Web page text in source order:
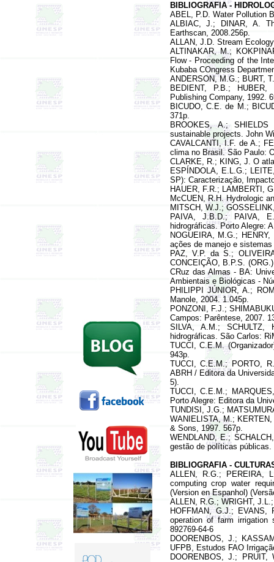
BIBLIOGRAFIA -
ABEL, P.D. Water Pollution
ALBIAC, J.; DINAR, A.
Earthscan, 2008.256p.
ALLAN, J.D. Stream
ALTINAKAR, M.; KO
Flow - Proceeding of the
Kubaba COngress
ANDERSON, M.G.; BURT,
BEDIENT, P.B.; HUBER,
Publishing Company, 1992.
BICUDO, C.E. de M.;
371p.
BROOKES, A.;
sustainable projects. John
CAVALCANTI, I.F. de A.;
clima no Brasil. São Paulo:
CLARKE, R.; KING, J. O
ESPÍNDOLA, E.L.G.;
SP): Caracterização,
HAUER, F.R.; LAMBERTI,
McCUEN, R.H. Hydrologic
MITSCH, W.J.;
PAIVA, J.B.D.; PAIVA,
hidrográficas. Porto Alegre:
NOGUEIRA, M.G.;
ações de manejo e
PAZ, V.P. da S.;
CONCEIÇÃO, B.P.S.
CRuz das Almas - BA:
Ambientais e Biológicas -
PHILIPPI JÚNIOR, A.;
Manole, 2004. 1.045p.
PONZONI, F.J.;
Campos: Parêntese, 2007.
SILVA, A.M.; SCHULTZ,
hidrográficas. São Carlos:
TUCCI, C.E.M.
943p.
TUCCI, C.E.M.; PORTO,
ABRH / Editora da
5).
TUCCI, C.E.M.;
Porto Alegre: Editora da
TUNDISI, J.G.; MATSUMU
WANIELISTA, M.;
& Sons, 1997. 567p.
WENDLAND, E.;
gestão de políticas
BIBLIOGRAFIA -
ALLEN, R.G.;
computing crop water
(Version en Espanhol ) (
ALLEN, R.G.; WRIGHT,
HOFFMAN, G.J.;
operation of farm irrigation
892769-64-6
DOORENBOS, J.;
UFPB, Estudos FAO
DOORENBOS, J.;